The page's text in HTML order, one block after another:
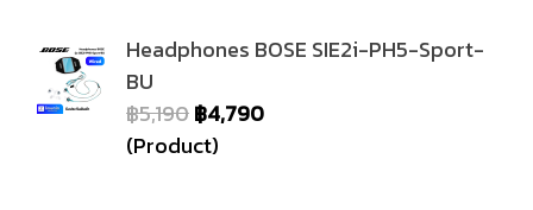
Headphones BOSE SIE2i-PH5-Sport-
BU
฿5,190฿4,790
(Product)